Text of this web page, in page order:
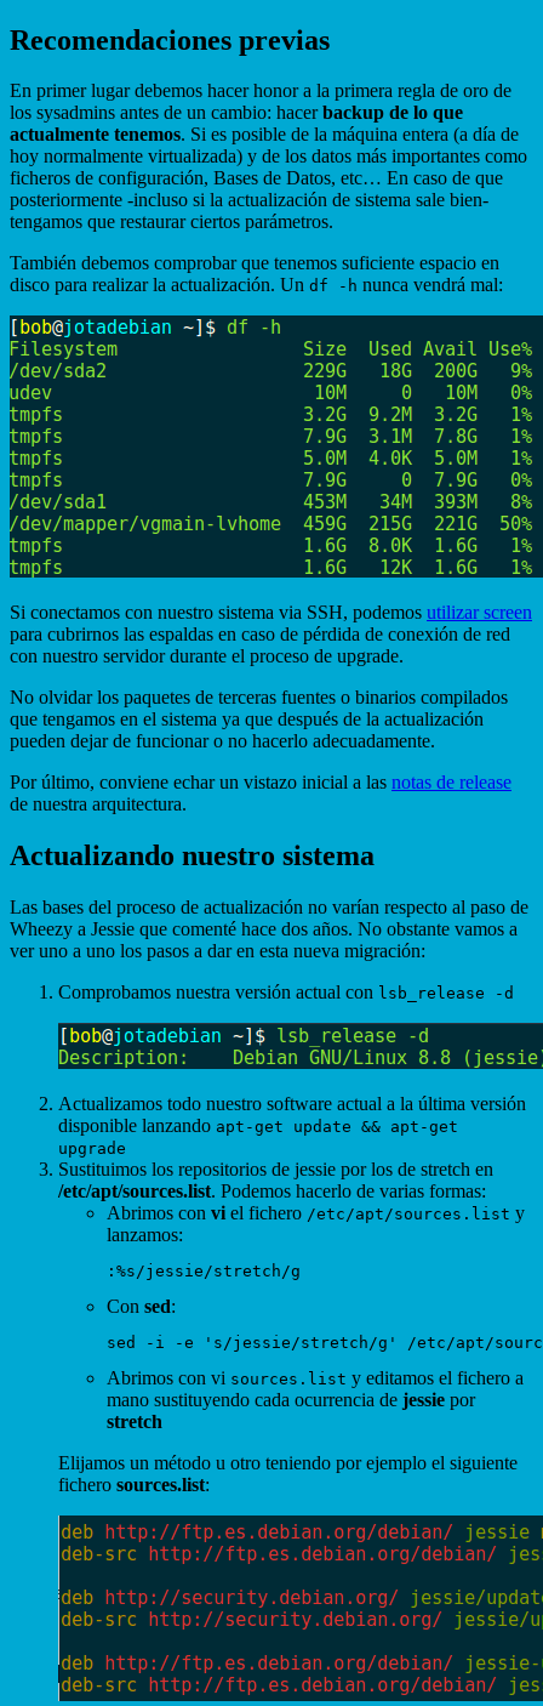
Recomendaciones previas
En primer lugar debemos hacer honor a la primera regla de oro de
los sysadmins antes de un cambio: hacerbackup de lo que
actualmente tenemos. Si es posible de la máquina entera (a día de
hoy normalmente virtualizada) y de los datos más importantes como
ficheros de configuración, Bases de Datos, etc… En caso de que
posteriormente -incluso si la actualización de sistema sale bien-
tengamos que restaurar ciertos parámetros.
También debemos comprobar que tenemos suficiente espacio en
disco para realizar la actualización. Un df -h nunca vendrá mal:
Si conectamos con nuestro sistema via SSH, podemos utilizar screen
para cubrirnos las espaldas en caso de pérdida de conexión de red
con nuestro servidor durante el proceso de upgrade.
No olvidar los paquetes de terceras fuentes o binarios compilados
que tengamos en el sistema ya que después de la actualización
pueden dejar de funcionar o no hacerlo adecuadamente.
Por último, conviene echar un vistazo inicial a las notas de release
de nuestra arquitectura.
Actualizando nuestro sistema
Las bases del proceso de actualización no varían respecto al paso de
Wheezy a Jessie que comenté hace dos años. No obstante vamos a
ver uno a uno los pasos a dar en esta nueva migración:
Comprobamos nuestra versión actual con lsb_release -d
Actualizamos todo nuestro software actual a la última versión
disponible lanzando apt-get update && apt-get
upgrade
Sustituimos los repositorios de jessie por los de stretch en
/etc/apt/sources.list. Podemos hacerlo de varias formas:
Abrimos con vi el fichero /etc/apt/sources.list y
lanzamos:
Con sed:
Abrimos con vi sources.list y editamos el fichero a
mano sustituyendo cada ocurrencia de jessie por
stretch
Elijamos un método u otro teniendo por ejemplo el siguiente
fichero sources.list: